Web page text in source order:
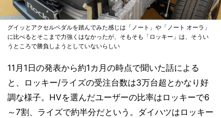
グイッとアクセルペダルを踏んでみた感じは「ノート」や「ノート オーラ」
に比べるとそこまで力強くはなかったが、そもそも「ロッキー」は、そうい
うところで勝負しようとしていないらしい
11月1日の発表から約1カ月の時点で聞いた話による
と、ロッキー/ライズの受注台数は3万台超とかなり好
調な様子。HVを選んだユーザーの比率はロッキーで6
～7割、ライズで約半分だという。ダイハツはロッキー